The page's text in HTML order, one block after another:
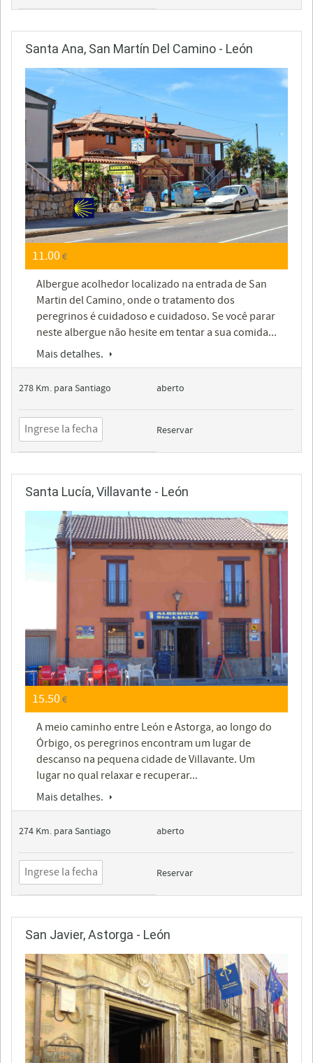
Santa Ana, San Martín Del Camino - León
11.00€
Albergue acolhedor localizado na entrada de San
Martin del Camino, onde o tratamento dos
peregrinos é cuidadoso e cuidadoso. Se você parar
neste albergue não hesite em tentar a sua comida...
Mais detalhes.
278 Km. para Santiago aberto
Reservar
Santa Lucía, Villavante - León
15.50€
A meio caminho entre León e Astorga, ao longo do
Órbigo, os peregrinos encontram um lugar de
descanso na pequena cidade de Villavante. Um
lugar no qual relaxar e recuperar...
Mais detalhes.
274 Km. para Santiago aberto
Reservar
San Javier, Astorga - León